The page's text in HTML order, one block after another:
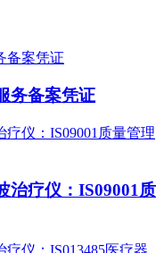
务备案凭证
治疗仪：IS09001质